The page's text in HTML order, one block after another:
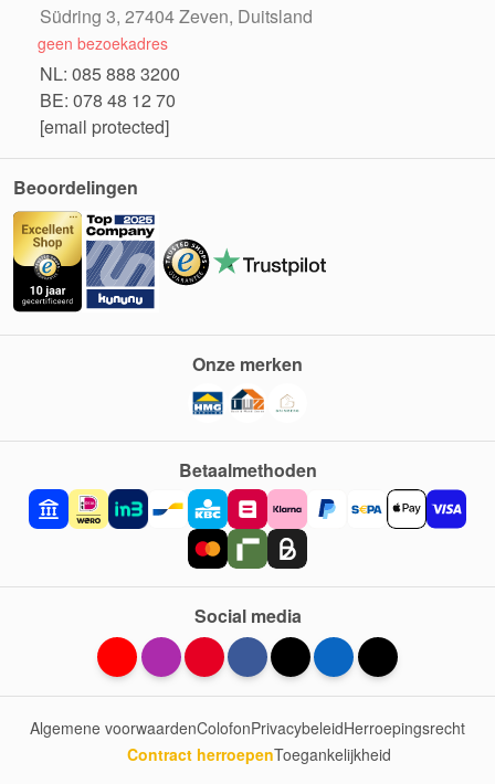
Südring 3, 27404 Zeven, Duitsland
geen bezoekadres
NL: 085 888 3200
BE: 078 48 12 70
[email protected]
Beoordelingen
Betaalmethoden
Onze merken
Social media
Algemene voorwaardenColofonPrivacybeleidHerroepingsrecht
Contract herroepenToegankelijkheid